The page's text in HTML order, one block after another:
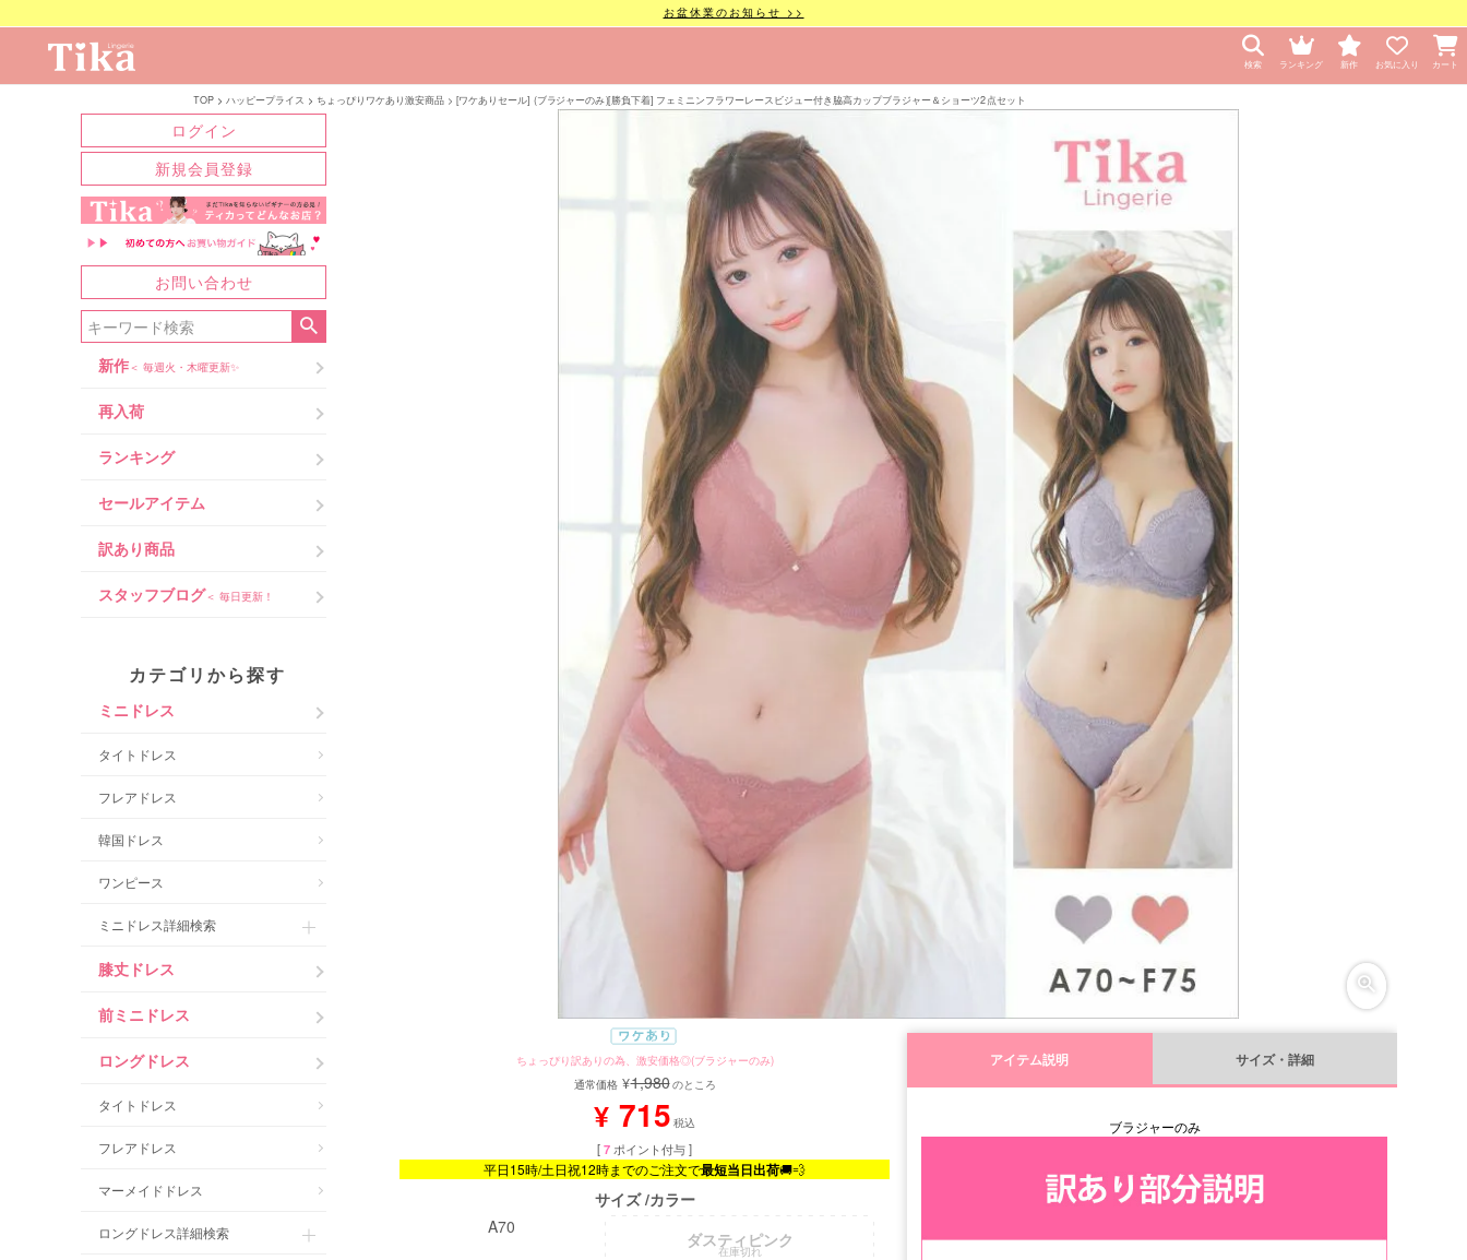
お盆休業のお知らせ >>
検索 ランキング 新作 お気に入り カート
TOP ハッピープライス ちょっぴりワケあり激安商品 [ワケありセール] (ブラジャーのみ)[勝負下着] フェミニンフラワーレースビジュー付き脇高カップブラジャー＆ショーツ2点セット
ログイン
新規会員登録
お問い合わせ
新作＜ 毎週火・木曜更新✨
再入荷
ランキング
セールアイテム
訳あり商品
スタッフブログ＜ 毎日更新！
カテゴリから探す
ミニドレス
タイトドレス
フレアドレス
韓国ドレス
ワンピース
ミニドレス詳細検索
膝丈ドレス
前ミニドレス
ロングドレス
タイトドレス
フレアドレス
マーメイドドレス
ロングドレス詳細検索
ちょっぴり訳ありの為、激安価格◎(ブラジャーのみ)
通常価格 ¥1,980のところ
¥ 715 税込
[7 ポイント付与 ]
平日15時/土日祝12時までのご注文で最短当日出荷🚚💨
サイズ カラー
A70
ダスティピンク
在庫切れ
アイテム説明 サイズ・詳細
ブラジャーのみ